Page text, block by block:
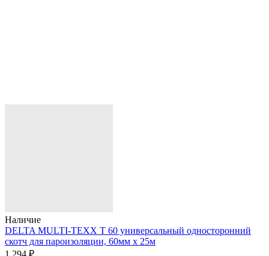
Наличие
DELTA MULTI-TEXX T 60 универсальный односторонний
скотч для пароизоляции, 60мм х 25м
1 294 ₽